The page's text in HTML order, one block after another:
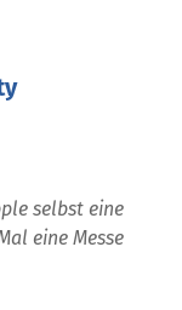
selbst eine
eine Messe